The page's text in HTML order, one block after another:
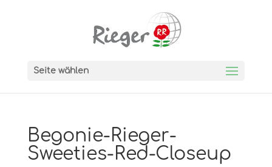
Seite wählen
Begonie-Rieger-
Sweeties-Red-Closeup